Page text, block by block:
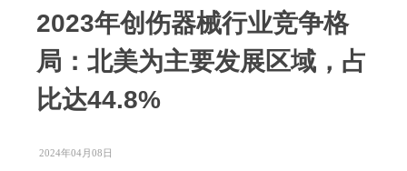
2023年创伤器械行业竞争格
局：北美为主要发展区域，占
比达44.8%
2024年04月08日